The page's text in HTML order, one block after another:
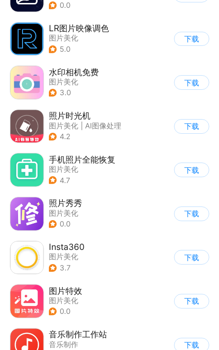
0.0
LR图片映像调色
图片美化
5.0
下载
水印相机免费
图片美化
3.0
下载
照片时光机
图片美化
AI图像处理
4.2
下载
手机照片全能恢复
图片美化
4.7
下载
照片秀秀
图片美化
0.0
下载
Insta360
图片美化
3.7
下载
图片特效
图片美化
0.0
下载
音乐制作工作站
音乐制作
下载